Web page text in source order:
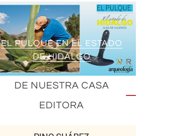
EL PULQUE EN EL ESTADO
DE HIDALGO
DE NUESTRA CASA
EDITORA